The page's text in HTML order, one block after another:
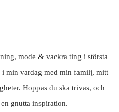
mode & vackra ting i största
min vardag med min familj, mitt
Hoppas du ska trivas, och
gnutta inspiration.